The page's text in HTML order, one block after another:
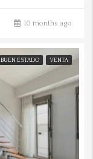
10 months ago
BUEN ESTADO VENTA